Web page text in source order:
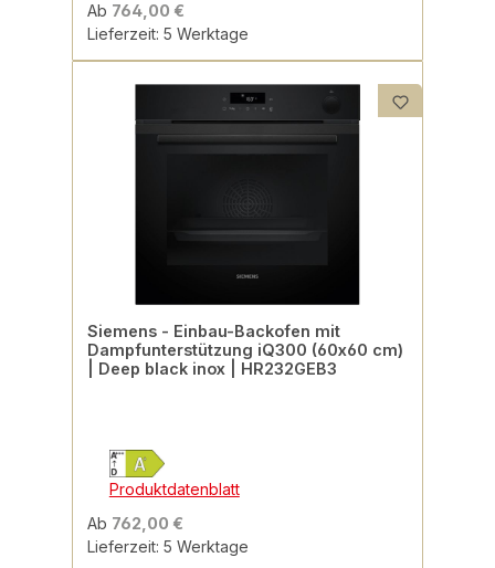
Ab 764,00 €
Lieferzeit: 5 Werktage
Siemens - Einbau-Backofen mit
Dampfunterstützung iQ300 (60x60 cm)
| Deep black inox | HR232GEB3
Produktdatenblatt
Ab 762,00 €
Lieferzeit: 5 Werktage